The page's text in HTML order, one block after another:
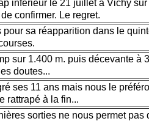
inférieur le 21 juillet à Vichy
confirmer. Le regret.
sa réapparition dans le
sur 1.400 m. puis décevante à
doutes...
ses 11 ans mais nous le
rattrapé à la fin...
sorties ne nous permet pas